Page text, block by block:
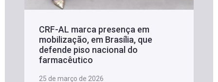
CRF-AL marca presença em
mobilização, em Brasília, que
defende piso nacional do
farmacêutico
25 de março de 2026